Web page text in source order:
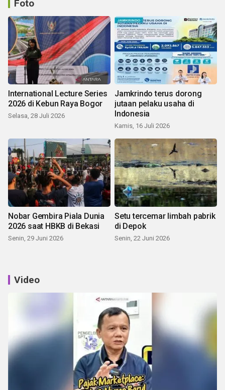
Foto
International Lecture Series
2026 di Kebun Raya Bogor
Selasa, 28 Juli 2026
Jamkrindo terus dorong
jutaan pelaku usaha di
Indonesia
Kamis, 16 Juli 2026
Nobar Gembira Piala Dunia
2026 saat HBKB di Bekasi
Senin, 29 Juni 2026
Setu tercemar limbah pabrik
di Depok
Senin, 22 Juni 2026
Video